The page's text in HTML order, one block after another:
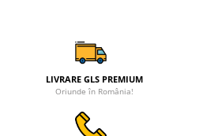
LIVRARE GLS PREMIUM
Oriunde în România!